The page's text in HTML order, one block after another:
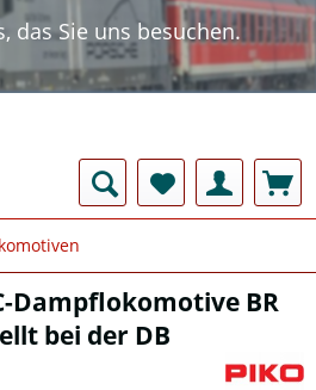
das Sie uns besuchen.
im Onlineshop
- Eck Kloppe.
Dampflokomotive BR
bei der DB